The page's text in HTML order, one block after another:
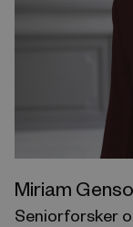
Miriam
Seniorforsker